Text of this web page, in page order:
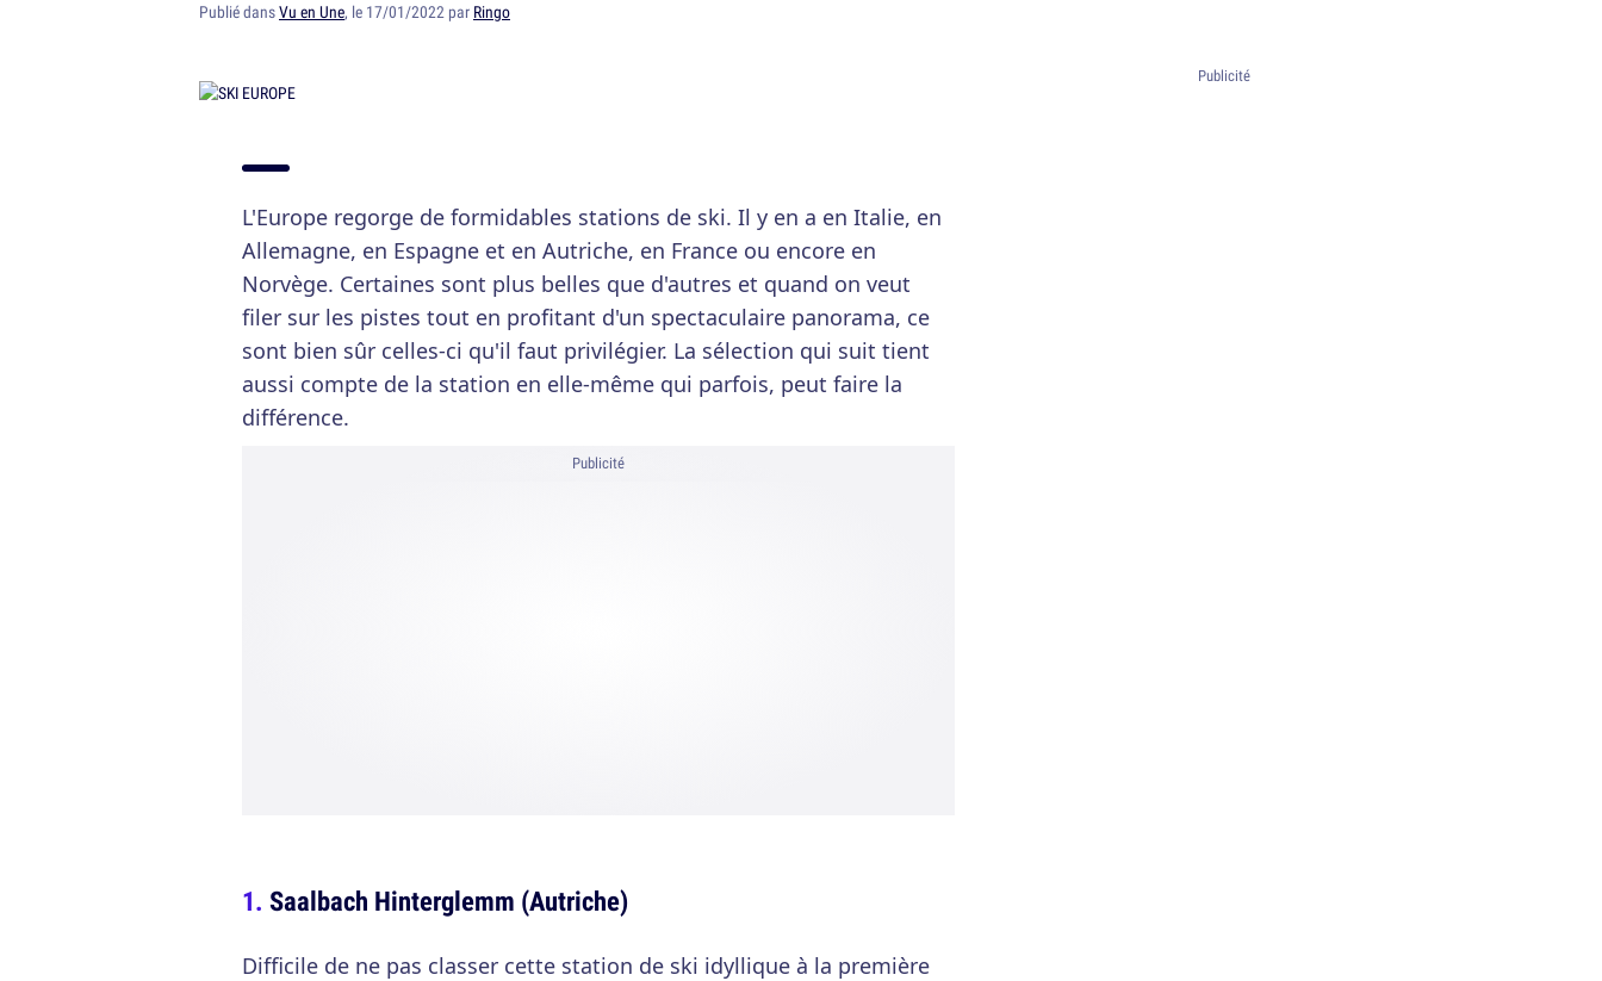
Publié dansVu en Une, le 17/01/2022 par Ringo
L'Europe regorge de formidables stations de ski. Il y en a en Italie, en
Allemagne, en Espagne et en Autriche, en France ou encore en
Norvège. Certaines sont plus belles que d'autres et quand on veut
filer sur les pistes tout en profitant d'un spectaculaire panorama, ce
sont bien sûr celles-ci qu'il faut privilégier. La sélection qui suit tient
aussi compte de la station en elle-même qui parfois, peut faire la
différence.
Publicité
Saalbach Hinterglemm (Autriche)
Difficile de ne pas classer cette station de ski idyllique à la première